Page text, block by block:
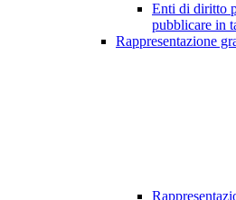
Enti di diritto
pubblicare in
Rappresentazione